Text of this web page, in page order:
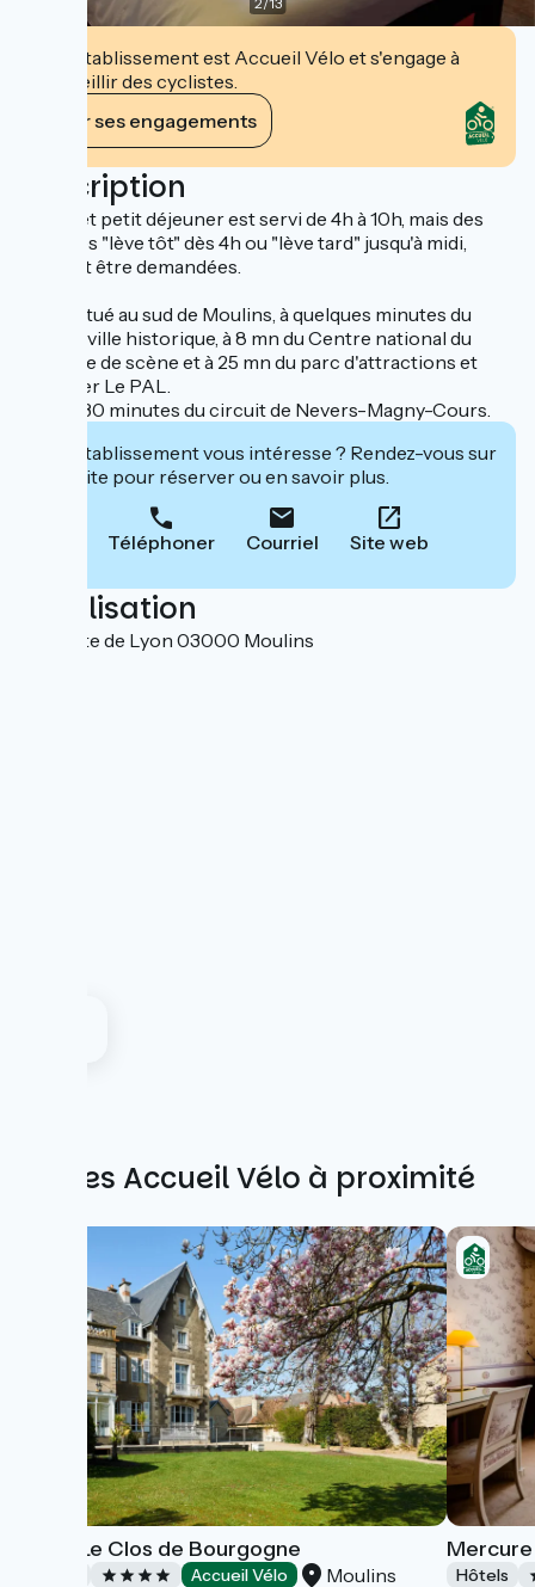
Cet établissement est Accueil Vélo et s'engage à
accueillir des cyclistes.
Voir ses engagements
Description
Le buffet petit déjeuner est servi de 4h à 10h, mais des
formules "lève tôt" dès 4h ou "lève tard" jusqu'à midi,
peuvent être demandées.
Hôtel situé au sud de Moulins, à quelques minutes du
centre-ville historique, à 8 mn du Centre national du
costume de scène et à 25 mn du parc d'attractions et
animalier Le PAL.
Situé à 30 minutes du circuit de Nevers-Magny-Cours.
Cet établissement vous intéresse ? Rendez-vous sur
leur site pour réserver ou en savoir plus.
Téléphoner Courriel Site web
Localisation
153 route de Lyon 03000 Moulins
Autres Accueil Vélo à proximité
Hôtel Le Clos de Bourgogne
Accueil Vélo Moulins Hôtels